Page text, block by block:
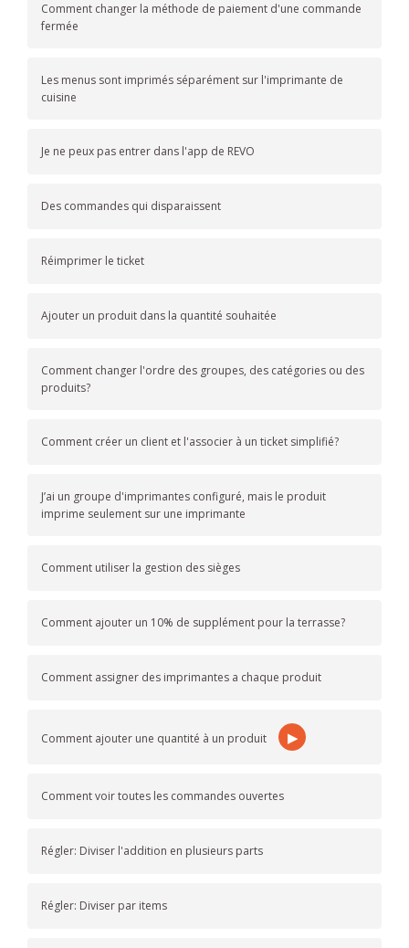
Comment changer la méthode de paiement d'une commande
fermée
Les menus sont imprimés séparément sur l'imprimante de
cuisine
Je ne peux pas entrer dans l'app de REVO
Des commandes qui disparaissent
Réimprimer le ticket
Ajouter un produit dans la quantité souhaitée
Comment changer l'ordre des groupes, des catégories ou des
produits?
Comment créer un client et l'associer à un ticket simplifié?
J’ai un groupe d'imprimantes configuré, mais le produit
imprime seulement sur une imprimante
Comment utiliser la gestion des sièges
Comment ajouter un 10% de supplément pour la terrasse?
Comment assigner des imprimantes a chaque produit
Comment ajouter une quantité à un produit ▶
Comment voir toutes les commandes ouvertes
Régler: Diviser l'addition en plusieurs parts
Régler: Diviser par items